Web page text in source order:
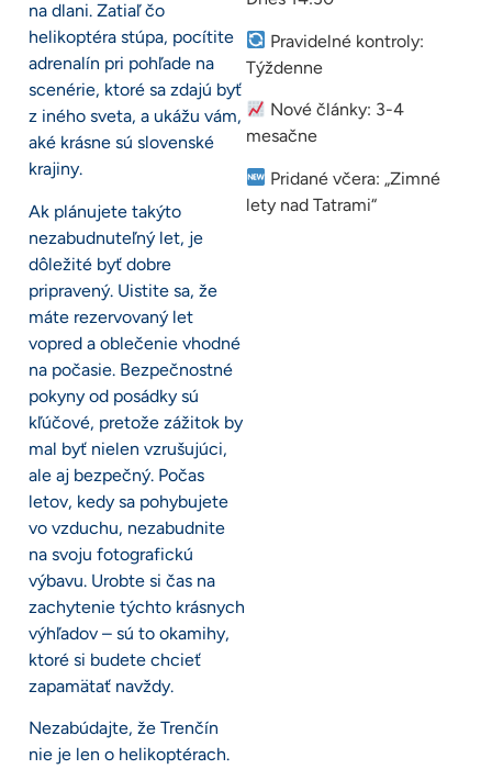
na dlani. Zatiaľ čo
helikoptéra stúpa, pocítite
adrenalín pri pohľade na
scenérie, ktoré sa zdajú byť
z iného sveta, a ukážu vám,
aké krásne sú slovenské
krajiny.
Ak plánujete takýto
nezabudnuteľný let, je
dôležité byť dobre
pripravený. Uistite sa, že
máte rezervovaný let
vopred a oblečenie vhodné
na počasie. Bezpečnostné
pokyny od posádky sú
kľúčové, pretože zážitok by
mal byť nielen vzrušujúci,
ale aj bezpečný. Počas
letov, kedy sa pohybujete
vo vzduchu, nezabudnite
na svoju fotografickú
výbavu. Urobte si čas na
zachytenie týchto krásnych
výhľadov – sú to okamihy,
ktoré si budete chcieť
zapamätať navždy.
Nezabúdajte, že Trenčín
nie je len o helikoptérach.
Pravidelné kontroly:
Týždenne
Nové články: 3-4
mesačne
Pridané včera: „Zimné
lety nad Tatrami“